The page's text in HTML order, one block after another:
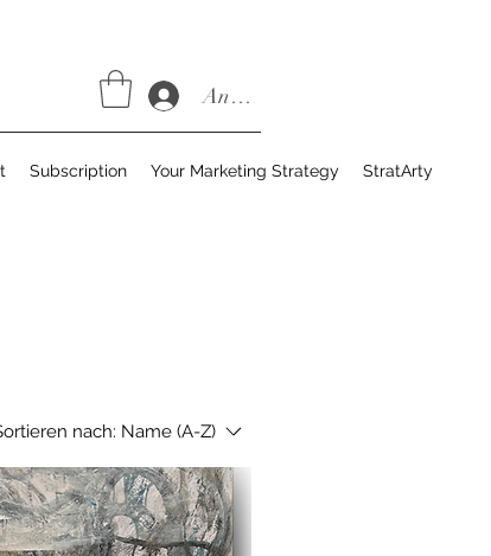
Anmelden
Subscription Your Marketing Strategy StratArty
nach: Name (A-Z)